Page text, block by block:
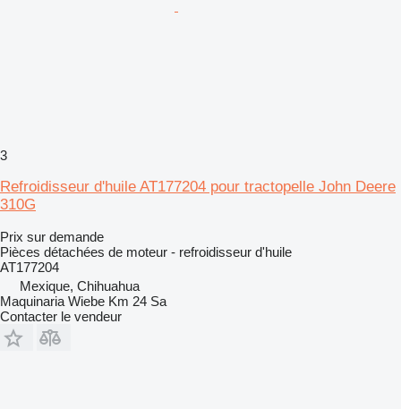
3
Refroidisseur d'huile AT177204 pour tractopelle John Deere
310G
Prix sur demande
Pièces détachées de moteur - refroidisseur d'huile
AT177204
Mexique, Chihuahua
Maquinaria Wiebe Km 24 Sa
Contacter le vendeur